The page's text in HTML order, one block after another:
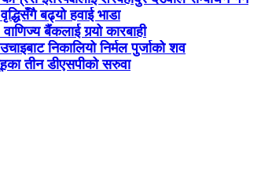
बढ्यो हवाई भाडा
बैंकलाई गर्‍यो कारबाही
निकालियो निर्मल पुर्जाको शव
तीन डीएसपीको सरुवा